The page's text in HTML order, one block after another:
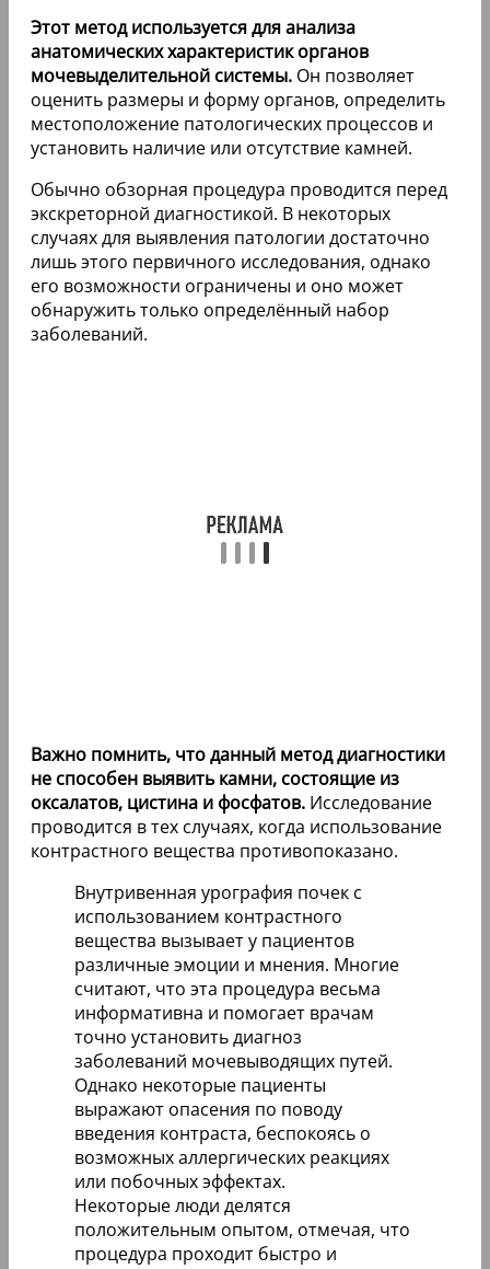
Этот метод используется для анализа
анатомических характеристик органов
мочевыделительной системы. Он позволяет
оценить размеры и форму органов, определить
местоположение патологических процессов и
установить наличие или отсутствие камней.
Обычно обзорная процедура проводится перед
экскреторной диагностикой. В некоторых
случаях для выявления патологии достаточно
лишь этого первичного исследования, однако
его возможности ограничены и оно может
обнаружить только определённый набор
заболеваний.
Важно помнить, что данный метод диагностики
не способен выявить камни, состоящие из
оксалатов, цистина и фосфатов. Исследование
проводится в тех случаях, когда использование
контрастного вещества противопоказано.
Внутривенная урография почек с
использованием контрастного
вещества вызывает у пациентов
различные эмоции и мнения. Многие
считают, что эта процедура весьма
информативна и помогает врачам
точно установить диагноз
заболеваний мочевыводящих путей.
Однако некоторые пациенты
выражают опасения по поводу
введения контраста, беспокоясь о
возможных аллергических реакциях
или побочных эффектах.
Некоторые люди делятся
положительным опытом, отмечая, что
процедура проходит быстро и